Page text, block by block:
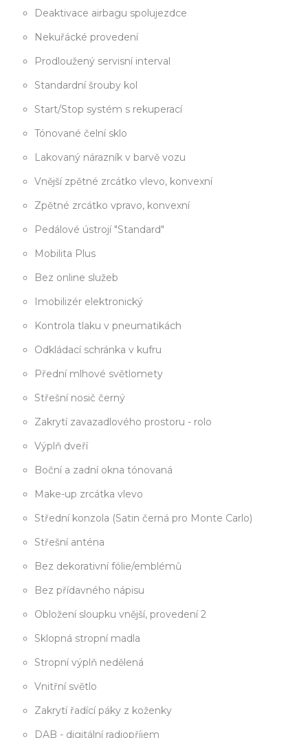
Deaktivace airbagu spolujezdce
Nekuřácké provedení
Prodloužený servisní interval
Standardní šrouby kol
Start/Stop systém s rekuperací
Tónované čelní sklo
Lakovaný nárazník v barvě vozu
Vnější zpětné zrcátko vlevo, konvexní
Zpětné zrcátko vpravo, konvexní
Pedálové ústrojí "Standard"
Mobilita Plus
Bez online služeb
Imobilizér elektronický
Kontrola tlaku v pneumatikách
Odkládací schránka v kufru
Přední mlhové světlomety
Střešní nosič černý
Zakrytí zavazadlového prostoru - rolo
Výplň dveří
Boční a zadní okna tónovaná
Make-up zrcátka vlevo
Střední konzola (Satin černá pro Monte Carlo)
Střešní anténa
Bez dekorativní fólie/emblémů
Bez přídavného nápisu
Obložení sloupku vnější, provedení 2
Sklopná stropní madla
Stropní výplň nedělená
Vnitřní světlo
Zakrytí řadící páky z koženky
DAB - digitální radiopříjem